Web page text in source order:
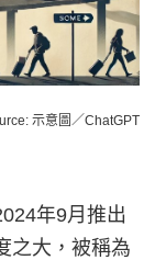
示意圖／ChatGPT
年9月推出
之大，被稱為